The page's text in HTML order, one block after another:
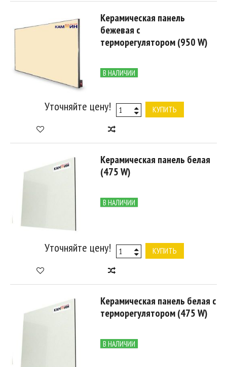
Керамическая панель
бежевая с
терморегулятором (950 W)
В НАЛИЧИИ
Уточняйте цену! КУПИТЬ
Керамическая панель белая
(475 W)
В НАЛИЧИИ
Уточняйте цену! КУПИТЬ
Керамическая панель белая с
терморегулятором (475 W)
В НАЛИЧИИ